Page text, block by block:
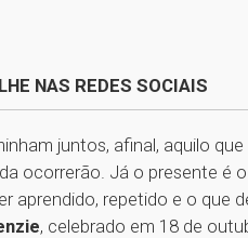
NAS REDES SOCIAIS
juntos, afinal, aquilo
ocorrerão. Já o presente é
aprendido, repetido e o que
, celebrado em 18 de